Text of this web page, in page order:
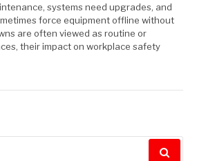
systems need upgrades, and
force equipment offline without
are often viewed as routine or
their impact on workplace safety